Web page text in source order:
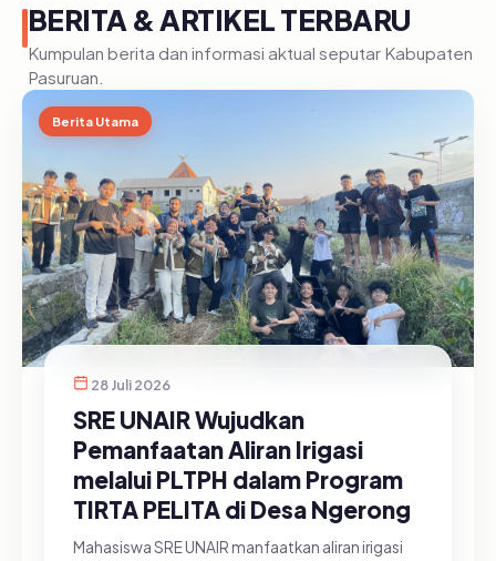
BERITA & ARTIKEL TERBARU
Kumpulan berita dan informasi aktual seputar Kabupaten
Pasuruan.
Berita Utama
28 Juli 2026
SRE UNAIR Wujudkan
Pemanfaatan Aliran Irigasi
melalui PLTPH dalam Program
TIRTA PELITA di Desa Ngerong
Mahasiswa SRE UNAIR manfaatkan aliran irigasi